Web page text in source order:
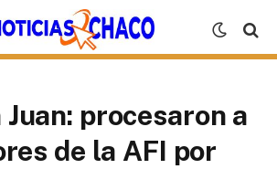
Juan: procesaron a
de la AFI por